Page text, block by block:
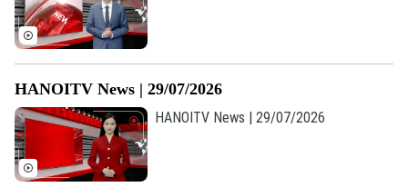
Liên hệ đường dây nóng (bấm để gọi)
Tòa soạn
0865.116.699 (hotline)
Tòa soạn
HANOITV News | 29/07/2026
HANOITV News | 29/07/2026